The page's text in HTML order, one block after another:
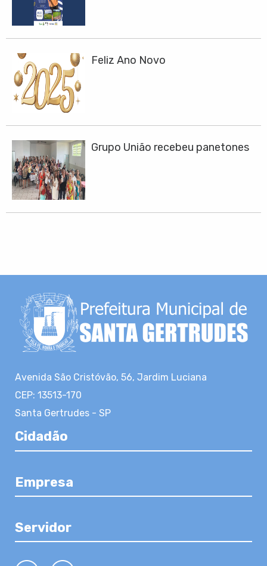
Feliz Ano Novo
Grupo União recebeu panetones
Avenida São Cristóvão, 56, Jardim Luciana
CEP: 13513-170
Santa Gertrudes - SP
Cidadão
Empresa
Servidor